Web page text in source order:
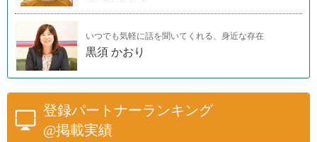
いつでも気軽に話を聞いてくれる、身近な存在
黒須 かおり
登録パートナーランキング
@掲載実績